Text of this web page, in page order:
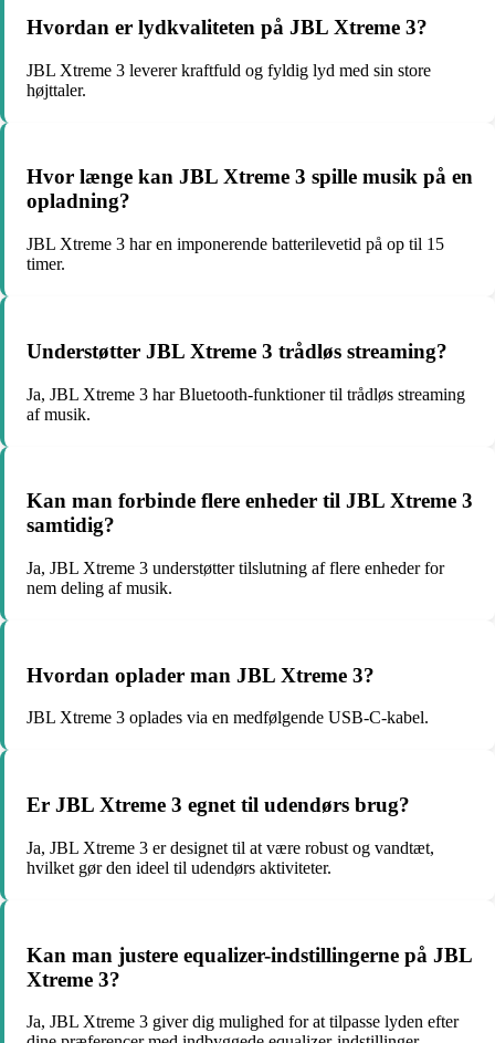
Hvordan er lydkvaliteten på JBL Xtreme 3?
JBL Xtreme 3 leverer kraftfuld og fyldig lyd med sin store
højttaler.
Hvor længe kan JBL Xtreme 3 spille musik på en
opladning?
JBL Xtreme 3 har en imponerende batterilevetid på op til 15
timer.
Understøtter JBL Xtreme 3 trådløs streaming?
Ja, JBL Xtreme 3 har Bluetooth-funktioner til trådløs streaming
af musik.
Kan man forbinde flere enheder til JBL Xtreme 3
samtidig?
Ja, JBL Xtreme 3 understøtter tilslutning af flere enheder for
nem deling af musik.
Hvordan oplader man JBL Xtreme 3?
JBL Xtreme 3 oplades via en medfølgende USB-C-kabel.
Er JBL Xtreme 3 egnet til udendørs brug?
Ja, JBL Xtreme 3 er designet til at være robust og vandtæt,
hvilket gør den ideel til udendørs aktiviteter.
Kan man justere equalizer-indstillingerne på JBL
Xtreme 3?
Ja, JBL Xtreme 3 giver dig mulighed for at tilpasse lyden efter